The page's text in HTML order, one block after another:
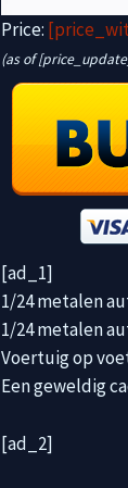
Price:
(as of
[ad_1]
1/24 metalen
1/24 metalen
Voertuig op
Een geweldig
[ad_2]